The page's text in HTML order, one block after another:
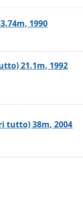
1990
21.1m, 1992
tutto) 38m, 2004